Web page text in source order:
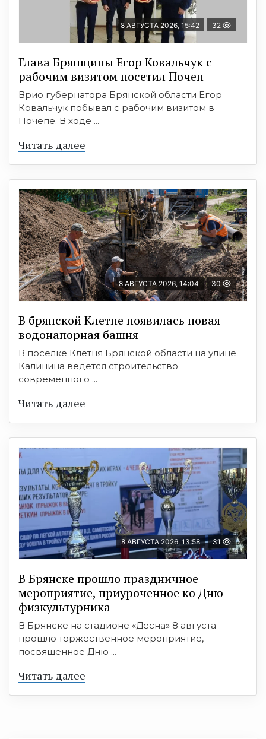
8 АВГУСТА 2026, 15:42 32
Глава Брянщины Егор Ковальчук с
рабочим визитом посетил Почеп
Врио губернатора Брянской области Егор
Ковальчук побывал с рабочим визитом в
Почепе. В ходе ...
Читать далее
8 АВГУСТА 2026, 14:04 30
В брянской Клетне появилась новая
водонапорная башня
В поселке Клетня Брянской области на улице
Калинина ведется строительство
современного ...
Читать далее
8 АВГУСТА 2026, 13:58 31
В Брянске прошло праздничное
мероприятие, приуроченное ко Дню
физкультурника
В Брянске на стадионе «Десна» 8 августа
прошло торжественное мероприятие,
посвященное Дню ...
Читать далее